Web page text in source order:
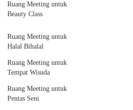
Ruang Meeting untuk
Beauty Class
Ruang Meeting untuk
Halal Bihalal
Ruang Meeting untuk
Tempat Wisuda
Ruang Meeting untuk
Pentas Seni